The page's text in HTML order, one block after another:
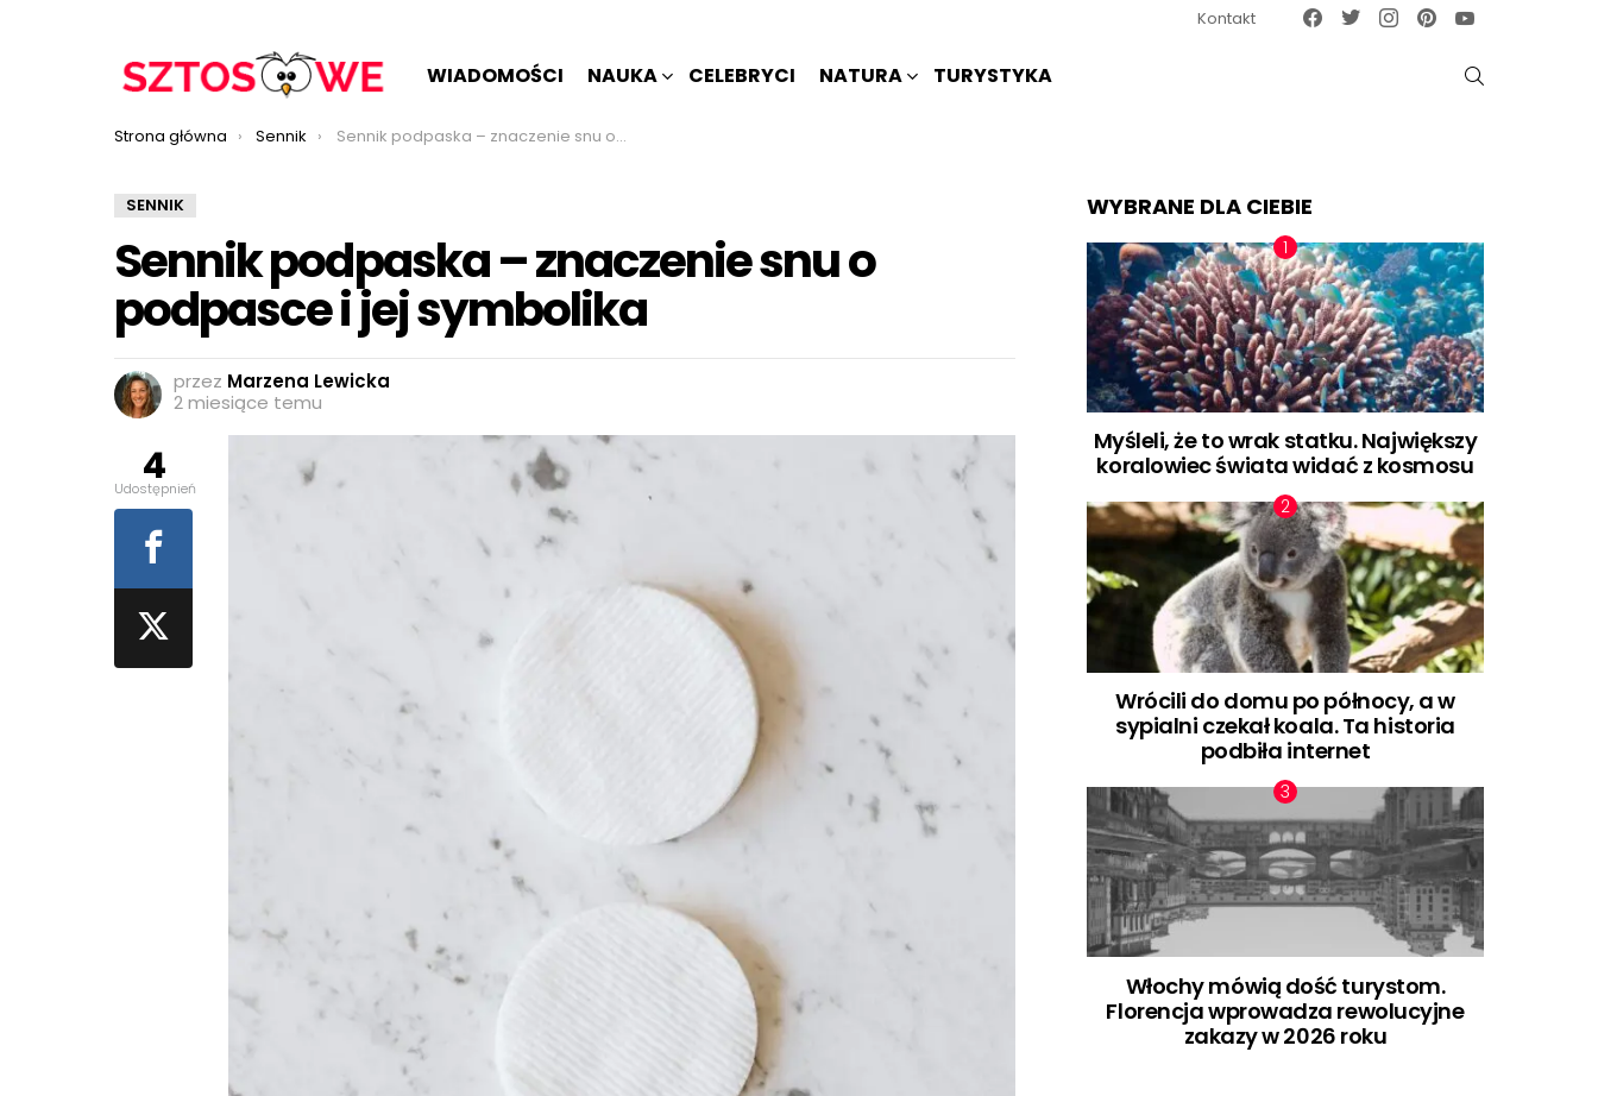
Kontakt Facebook
TwitterInstagram
WIADOMOŚCI NAUKA CELEBRYCI NATURA TURYSTYKA
Jesteś tutaj:
Strona główna Sennik Sennik podpaska – znaczenie snu o podpasce i jej symbolika
SENNIK
Sennik podpaska – znaczenie snu o
podpasce i jej symbolika
przez Marzena Lewicka
2 miesiące temu
4
Udostępnień
WYBRANE DLA CIEBIE
Myśleli, że to wrak statku. Największy
koralowiec świata widać z kosmosu
Wrócili do domu po północy, a w
sypialni czekał koala. Ta historia
podbiła internet
Włochy mówią dość turystom.
Florencja wprowadza rewolucyjne
zakazy w 2026 roku